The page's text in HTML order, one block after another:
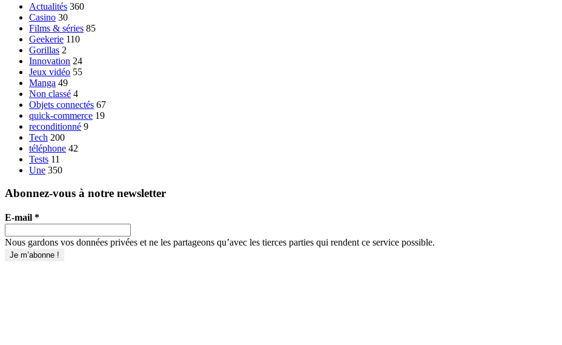
Actualités 360
Casino 30
Films & séries 85
Geekerie 110
Gorillas 2
Innovation 24
Jeux vidéo 55
Manga 49
Non classé 4
Objets connectés 67
quick-commerce 19
reconditionné 9
Tech 200
téléphone 42
Tests 11
Une 350
Abonnez-vous à notre newsletter
E-mail *
Nous gardons vos données privées et ne les partageons qu’avec les tierces parties qui rendent ce service possible.